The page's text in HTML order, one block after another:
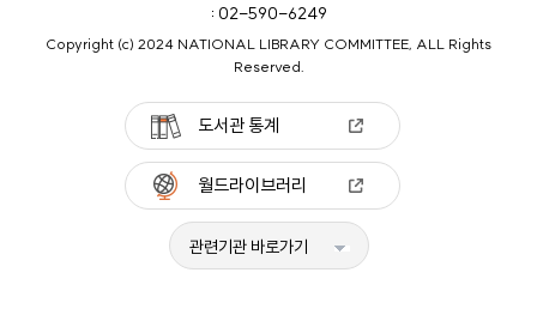
: 02-590-6249
Copyright (c) 2024 NATIONAL LIBRARY COMMITTEE, ALL Rights
Reserved.
도서관 통계
월드라이브러리
관련기관 바로가기